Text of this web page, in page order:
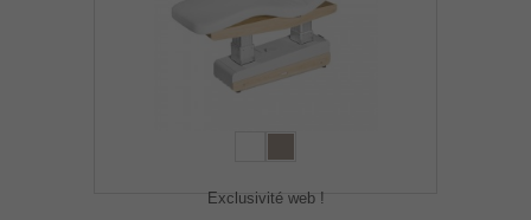
Exclusivité web !